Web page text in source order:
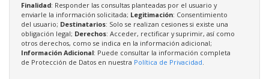
Finalidad: Responder las consultas planteadas por el usuario y
enviarle la información solicitada; Legitimación: Consentimiento
del usuario; Destinatarios: Solo se realizan cesiones si existe una
obligación legal; Derechos: Acceder, rectificar y suprimir, así como
otros derechos, como se indica en la información adicional;
Información Adicional: Puede consultar la información completa
de Protección de Datos en nuestra Política de Privacidad.